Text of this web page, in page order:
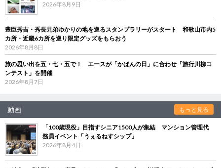
2026年8月9日
豊臣秀吉・秀長兄弟ゆかりの地を巡るスタンプラリーがスタート 和歌山市内5
カ所・近畿6カ所を巡り限定グッズをもらおう
2026年8月8日
旅の思い出を五・七・五で！ エースが「かばんの日」に合わせ「旅行川柳コ
ンテスト」を開催
2026年8月7日
動画 もっと見る
「100歳現役」目指すシニア1500人が集結 マンション管理代
務員イベント「うぇるねすシップ」
2026年8月4日